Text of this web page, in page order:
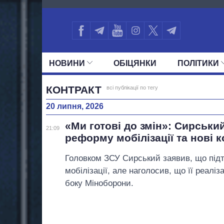
3258
НОВИНИ ОБIЦЯНКИ ПОЛIТИКИ
УСІ ПОЛІТИКИ
КОНТРАКТ всі публікації по тегу
20 липня, 2026
21:09
«Ми готові до змін»:
реформу мобілізації та нові
Головком ЗСУ Сирський заявив, що
мобілізації, але наголосив, що її
боку Міноборони.